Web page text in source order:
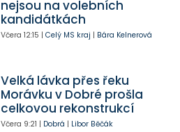
nejsou na volebních
kandidátkách
Včera 12:15 | Celý MS kraj | Bára Kelnerová
Velká lávka přes řeku
Morávku v Dobré prošla
celkovou rekonstrukcí
Včera 9:21 | Dobrá | Libor Běčák